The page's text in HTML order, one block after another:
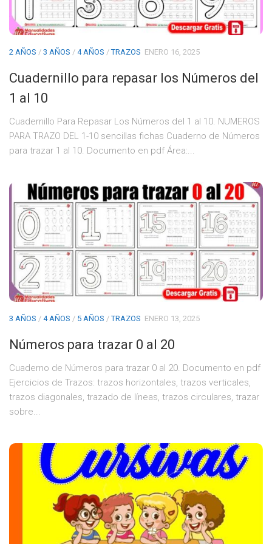
2 AÑOS / 3 AÑOS / 4 AÑOS /TRAZOS ENERO 16, 2025
Cuadernillo para repasar los Números del
1 al 10
Cuadernillo Para Repasar Los Números del 1 al 10. NUMEROS
PARA TRAZO DEL 1-10 sencillas fichas Cuaderno de Números
para trazar 1 al 10. Documento en pdf Área:...
3 AÑOS / 4 AÑOS / 5 AÑOS /TRAZOS ENERO 13, 2025
Números para trazar 0 al 20
Cuaderno de Números para trazar 0 al 20. Documento en pdf
Ejercicios de Trazos: trazos horizontales, trazos verticales,
trazos diagonales, trazado de líneas, trazos circulares, trazar
sobre...